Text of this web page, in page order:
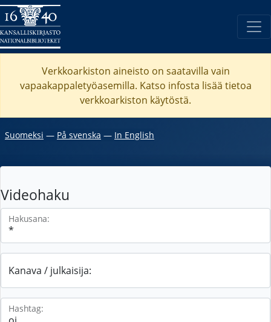
Verkkoarkiston aineisto on saatavilla vain
vapaakappaletyöasemilla. Katso infosta lisää tietoa
verkkoarkiston käytöstä.
Suomeksi ― På svenska ― In English
Videohaku
Hakusana:
Kanava / julkaisija:
Hashtag: